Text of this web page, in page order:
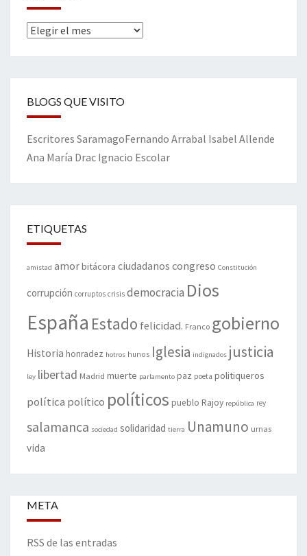
Archivos
BLOGS QUE VISITO
Escritores SaramagoFernando Arrabal Isabel Allende
Ana María Drac Ignacio Escolar
ETIQUETAS
amistad amorbitácora ciudadanos congreso Constitución
corrupción corruptos crisis democracia Dios
España Estado felicidad. Franco gobierno
Historia honradez hotros hunos Iglesia indignados justicia
ley libertad Madrid muerte parlamento paz poeta politiqueros
política político políticos pueblo Rajoy república rey
salamanca sociedad solidaridad tierra Unamuno urnas
vida
META
RSS de las entradas